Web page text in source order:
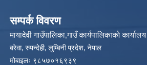
सम्पर्क विवरण
मायादेवी गाउँपालिका,गाउँ कार्यपालिकाको कार्यालय
बरेवा, रुपन्देही, लुम्बिनी प्रदेश, नेपाल
मोबाइलः ९८५७०१६९३९